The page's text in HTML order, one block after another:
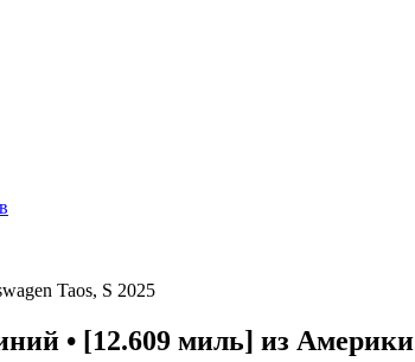
Taos, S 2025
• [12.609 миль] из Америки